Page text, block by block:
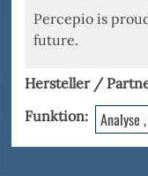
Percepio is
future.
Hersteller /
Funktion Analyse